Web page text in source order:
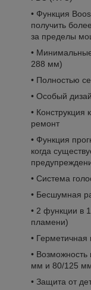
• Функция
получить
за пределы
•
288 мм)
• Полностью
• Особый
• Конструкция
ремонт
• Функция
когда
• Система
• Бесшумная
• 2 функции в
пламени)
• Герметичная
•
мм и 80/125
• Защита от